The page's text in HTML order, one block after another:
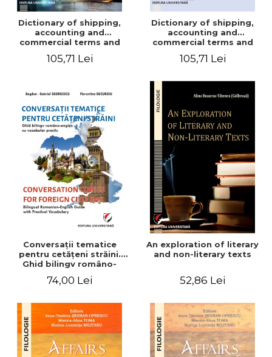
Dictionary of shipping,
accounting and
commercial terms and
English-German
105,71 Lei
Dictionary of shipping,
accounting and
commercial terms and
Russian – German
105,71 Lei
Conversaţii tematice
pentru cetăţeni străini.
Ghid bilingv româno-
practic/Conversation
Bilingual Romanian-English
guide with practical
vocabulary
74,00 Lei
An exploration of literary
and non-literary texts
52,86 Lei